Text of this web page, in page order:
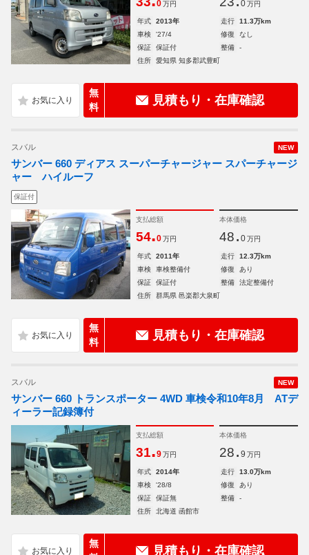
0 万円 0 万円
年式 2013年 走行
11.3万km
車検
'27/4 修復
なし
保証
保証付 整備
-
住所
愛知県 知多郡武豊町
無
料
見積もり・在庫確認
NEW
スバル
サンバー 660 ディアス スーパーチャージャー スパーチャージ
ャー ハイルーフ
保証付
支払総額
54.0 万円
本体価格
48. 0 万円
年式 2011年 走行
12.3万km
車検
車検整備付 修復
あり
保証
保証付 整備
法定整備付
住所
群馬県 邑楽郡大泉町
無
料
見積もり・在庫確認
NEW
スバル
サンバー 660 トランスポーター 4WD 車検令和10年8月 ATデ
ィーラー記録簿付
支払総額
31.9 万円
本体価格
28. 9 万円
年式 2014年 走行
13.0万km
車検
'28/8 修復
あり
保証
保証無 整備
-
住所
北海道 函館市
無
見積もり・在庫確認